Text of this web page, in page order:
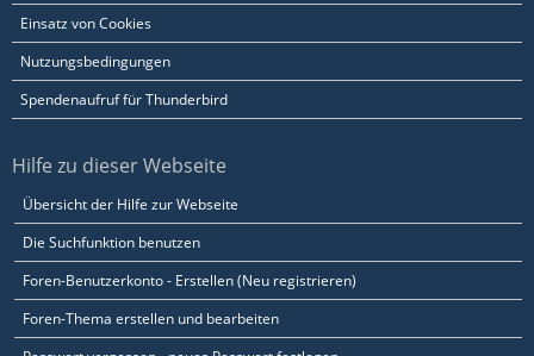
Einsatz von Cookies
Nutzungsbedingungen
Spendenaufruf für Thunderbird
Hilfe zu dieser Webseite
Übersicht der Hilfe zur Webseite
Die Suchfunktion benutzen
Foren-Benutzerkonto - Erstellen (Neu registrieren)
Foren-Thema erstellen und bearbeiten